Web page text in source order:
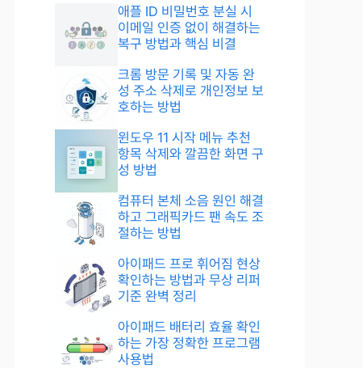
애플 ID 비밀번호 분실 시
이메일 인증 없이 해결하는
복구 방법과 핵심 비결
크롬 방문 기록 및 자동 완
성 주소 삭제로 개인정보 보
호하는 방법
윈도우 11 시작 메뉴 추천
항목 삭제와 깔끔한 화면 구
성 방법
컴퓨터 본체 소음 원인 해결
하고 그래픽카드 팬 속도 조
절하는 방법
아이패드 프로 휘어짐 현상
확인하는 방법과 무상 리퍼
기준 완벽 정리
아이패드 배터리 효율 확인
하는 가장 정확한 프로그램
사용법